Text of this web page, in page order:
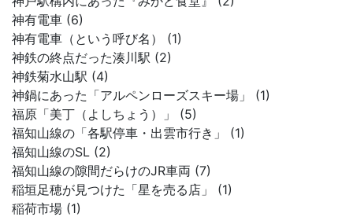
神有電車 (6)
神有電車（という呼び名） (1)
神鉄の終点だった湊川駅 (2)
神鉄菊水山駅 (4)
神鍋にあった「アルペンローズスキー場」 (1)
福原「美丁（よしちょう）」 (5)
福知山線の「各駅停車・出雲市行き」 (1)
福知山線のSL (2)
福知山線の隙間だらけのJR車両 (7)
稲垣足穂が見つけた「星を売る店」 (1)
稲荷市場 (1)